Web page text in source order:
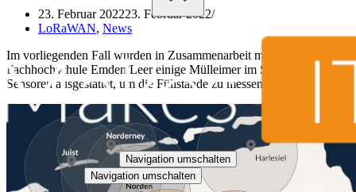
Navigation umschalten
Navigation umschalten
23. Februar 202223. Februar 2022
LoRaWAN, News
Im vorliegenden Fall wurden in Zusammenarbeit mit der
Fachhochschule Emden/Leer einige Mülleimer im Stadtgebiet mit
Sensoren ausgestattet, um die Füllstände zu messen.